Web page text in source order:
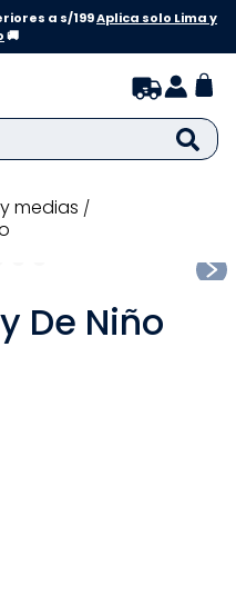
a s/199Aplica solo Lima y
🚚
medias
De Niño